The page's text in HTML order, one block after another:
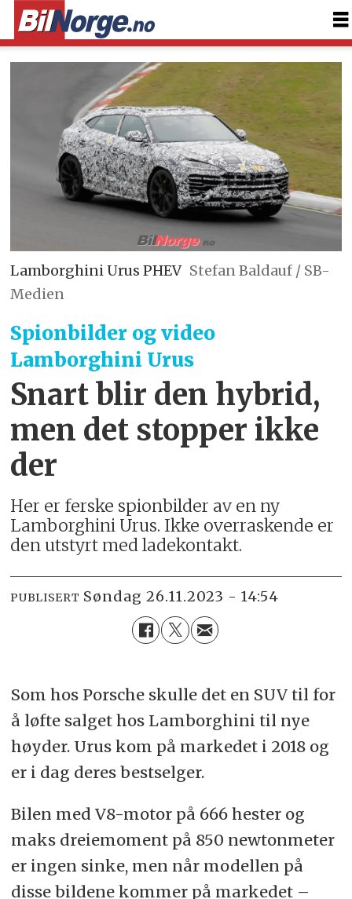
Lamborghini Urus PHEV Stefan Baldauf / SB-
Medien
Spionbilder og video
Lamborghini Urus
Snart blir den hybrid,
men det stopper ikke
der
Her er ferske spionbilder av en ny
Lamborghini Urus. Ikke overraskende er
den utstyrt med ladekontakt.
PUBLISERT søndag 26.11.2023 - 14:54
Som hos Porsche skulle det en SUV til for
å løfte salget hos Lamborghini til nye
høyder. Urus kom på markedet i 2018 og
er i dag deres bestselger.
Bilen med V8-motor på 666 hester og
maks dreiemoment på 850 newtonmeter
er ingen sinke, men når modellen på
disse bildene kommer på markedet –